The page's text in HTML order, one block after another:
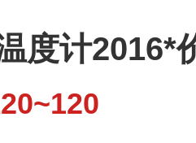
度计2016*